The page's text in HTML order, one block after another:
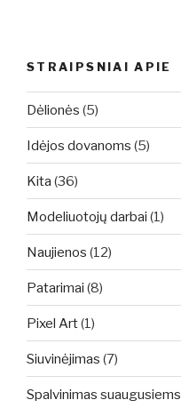
STRAIPSNIAI APIE
Dėlionės (5)
Idėjos dovanoms (5)
Kita (36)
Modeliuotojų darbai (1)
Naujienos (12)
Patarimai (8)
Pixel Art(1)
Siuvinėjimas (7)
Spalvinimas suaugusiems